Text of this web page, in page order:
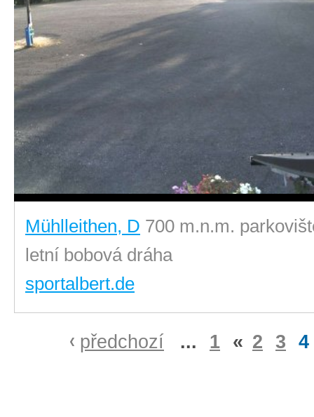
Mühlleithen, D 700 m.n.m.
letní bobová dráha
sportalbert.de
předchozí ... 1 « 2 3 4